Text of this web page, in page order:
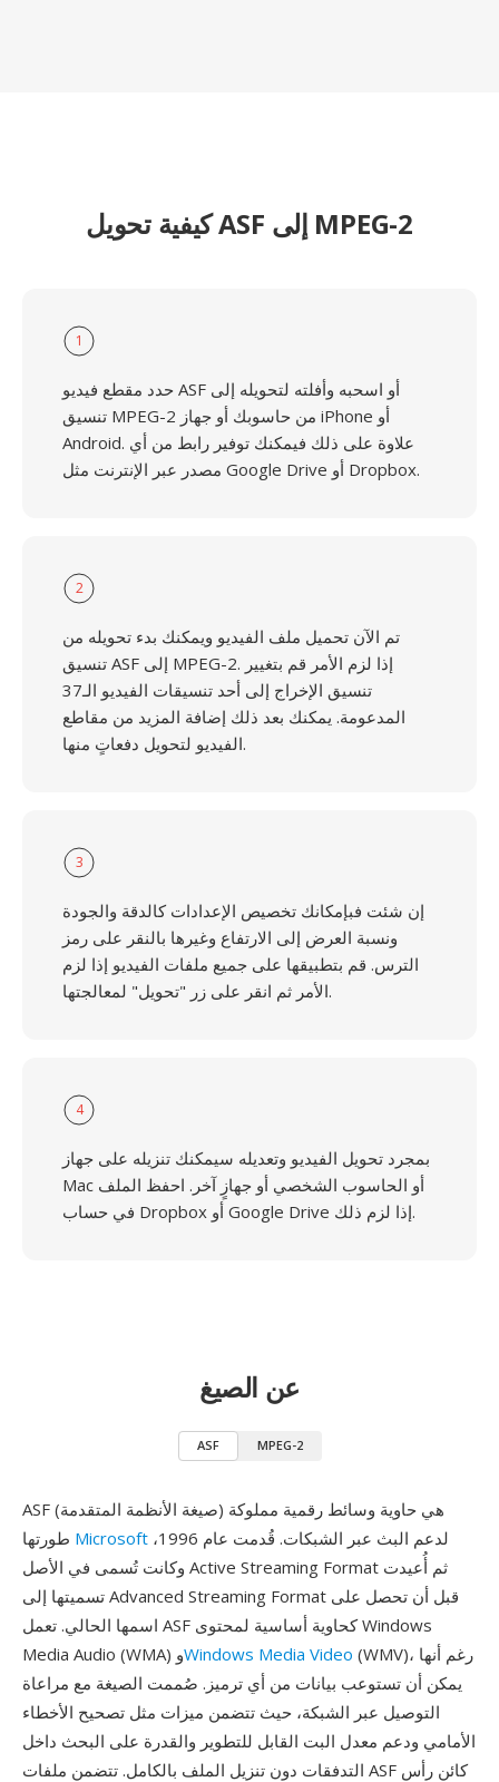
كيفية تحويل ASF إلى MPEG-2
1
حدد مقطع فيديو ASF أو اسحبه وأفلته لتحويله إلى
تنسيق MPEG-2 من حاسوبك أو جهاز iPhone أو
Android. علاوة على ذلك فيمكنك توفير رابط من أي
مصدر عبر الإنترنت مثل Google Drive أو Dropbox.
2
تم الآن تحميل ملف الفيديو ويمكنك بدء تحويله من
تنسيق ASF إلى MPEG-2. إذا لزم الأمر قم بتغيير
تنسيق الإخراج إلى أحد تنسيقات الفيديو الـ37
المدعومة. يمكنك بعد ذلك إضافة المزيد من مقاطع
الفيديو لتحويل دفعاتٍ منها.
3
إن شئت فبإمكانك تخصيص الإعدادات كالدقة والجودة
ونسبة العرض إلى الارتفاع وغيرها بالنقر على رمز
الترس. قم بتطبيقها على جميع ملفات الفيديو إذا لزم
الأمر ثم انقر على زر "تحويل" لمعالجتها.
4
بمجرد تحويل الفيديو وتعديله سيمكنك تنزيله على جهاز
Mac أو الحاسوب الشخصي أو جهازٍ آخر. احفظ الملف
في حساب Dropbox أو Google Drive إذا لزم ذلك.
عن الصيغ
ASF MPEG-2
ASF (صيغة الأنظمة المتقدمة) هي حاوية وسائط رقمية مملوكة
Microsoft
وكانت تُسمى في الأصل Active Streaming Format ثم أُعيدت
تسميتها إلى Advanced Streaming Format قبل أن تحصل على
اسمها الحالي. تعمل ASF كحاوية أساسية لمحتوى Windows
Media Audio (WMA) وWindows Media Video (WMV)، رغم أنها
يمكن أن تستوعب بيانات من أي ترميز. صُممت الصيغة مع مراعاة
التوصيل عبر الشبكة، حيث تتضمن ميزات مثل تصحيح الأخطاء
الأمامي ودعم معدل البت القابل للتطوير والقدرة على البحث داخل
التدفقات دون تنزيل الملف بالكامل. تتضمن ملفات ASF كائن رأس